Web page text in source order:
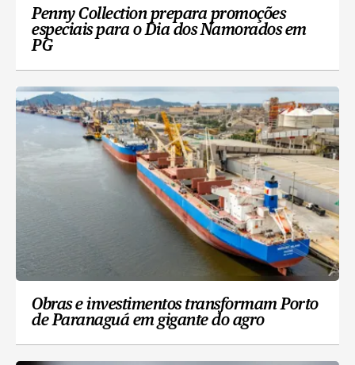
Penny Collection prepara promoções
especiais para o Dia dos Namorados em
PG
Obras e investimentos transformam Porto
de Paranaguá em gigante do agro